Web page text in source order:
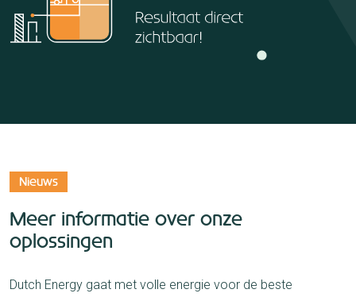
Nieuws
Meer informatie over onze
oplossingen
Dutch Energy gaat met volle energie voor de beste